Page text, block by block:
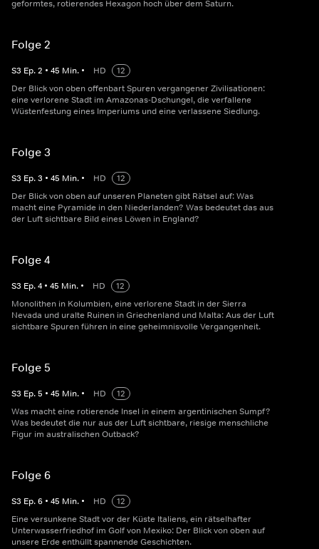
geformtes, rotierendes Hexagon hoch über dem Saturn.
Folge 2
S3 Ep.2 • 45 Min. • HD
12
Der Blick von oben offenbart Spuren vergangener Zivilisationen:
eine verlorene Stadt im Amazonas-Dschungel, die verfallene
Wüstenfestung eines Imperiums und eine verlassene Siedlung.
Folge 3
S3 Ep.3 • 45 Min. • HD
12
Der Blick von oben auf unseren Planeten gibt Rätsel auf: Was
macht eine Pyramide in den Niederlanden? Was bedeutet das aus
der Luft sichtbare Bild eines Löwen in England?
Folge 4
S3 Ep.4 • 45 Min. • HD
12
Monolithen in Kolumbien, eine verlorene Stadt in der Sierra
Nevada und uralte Ruinen in Griechenland und Malta: Aus der Luft
sichtbare Spuren führen in eine geheimnisvolle Vergangenheit.
Folge 5
S3 Ep.5 • 45 Min. • HD
12
Was macht eine rotierende Insel in einem argentinischen Sumpf?
Was bedeutet die nur aus der Luft sichtbare, riesige menschliche
Figur im australischen Outback?
Folge 6
S3 Ep.6 • 45 Min. • HD
12
Eine versunkene Stadt vor der Küste Italiens, ein rätselhafter
Unterwasserfriedhof im Golf von Mexiko: Der Blick von oben auf
unsere Erde enthüllt spannende Geschichten.